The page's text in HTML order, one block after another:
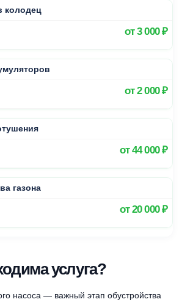
колодец
от3 000 ₽
от2 000 ₽
от44 000 ₽
газона
от20 000 ₽
услуга?
насоса — важный этап обустройства